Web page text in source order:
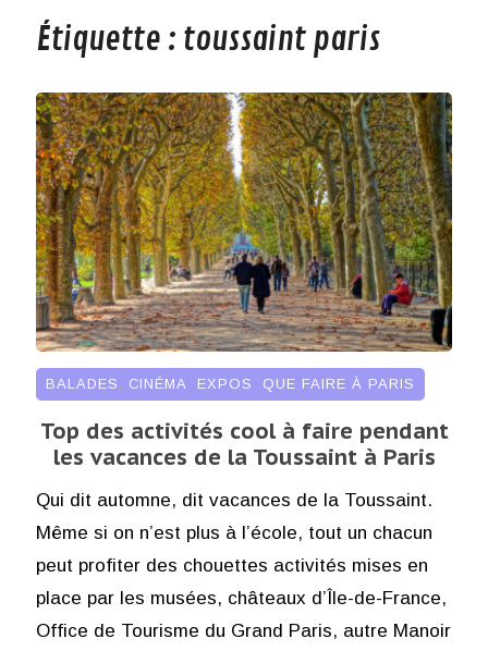
Étiquette : toussaint paris
BALADES CINÉMA EXPOS QUE FAIRE À PARIS
Top des activités cool à faire pendant
les vacances de la Toussaint à Paris
Qui dit automne, dit vacances de la Toussaint.
Même si on n’est plus à l’école, tout un chacun
peut profiter des chouettes activités mises en
place par les musées, châteaux d’Île-de-France,
Office de Tourisme du Grand Paris, autre Manoir